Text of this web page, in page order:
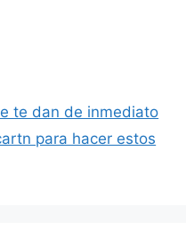
te dan de inmediato
para hacer estos